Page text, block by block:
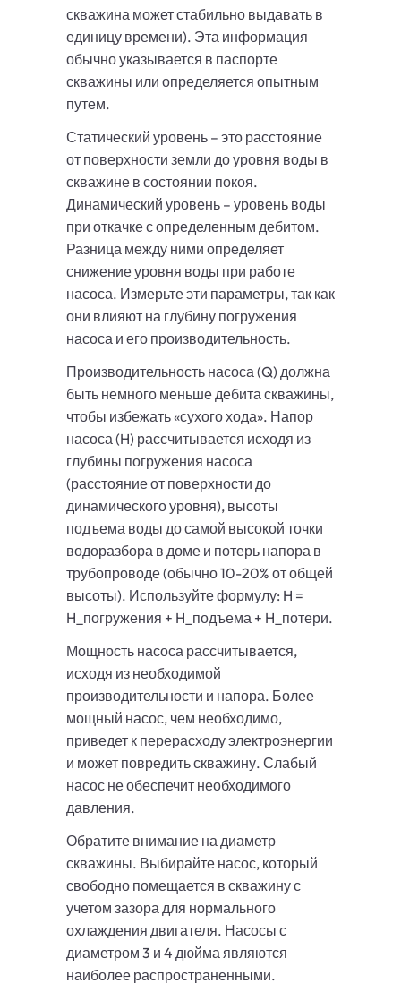
скважина может стабильно выдавать в
единицу времени). Эта информация
обычно указывается в паспорте
скважины или определяется опытным
путем.
Статический уровень – это расстояние
от поверхности земли до уровня воды в
скважине в состоянии покоя.
Динамический уровень – уровень воды
при откачке с определенным дебитом.
Разница между ними определяет
снижение уровня воды при работе
насоса. Измерьте эти параметры, так как
они влияют на глубину погружения
насоса и его производительность.
Производительность насоса (Q) должна
быть немного меньше дебита скважины,
чтобы избежать «сухого хода». Напор
насоса (H) рассчитывается исходя из
глубины погружения насоса
(расстояние от поверхности до
динамического уровня), высоты
подъема воды до самой высокой точки
водоразбора в доме и потерь напора в
трубопроводе (обычно 10-20% от общей
высоты). Используйте формулу: H =
H_погружения + H_подъема + H_потери.
Мощность насоса рассчитывается,
исходя из необходимой
производительности и напора. Более
мощный насос, чем необходимо,
приведет к перерасходу электроэнергии
и может повредить скважину. Слабый
насос не обеспечит необходимого
давления.
Обратите внимание на диаметр
скважины. Выбирайте насос, который
свободно помещается в скважину с
учетом зазора для нормального
охлаждения двигателя. Насосы с
диаметром 3 и 4 дюйма являются
наиболее распространенными.